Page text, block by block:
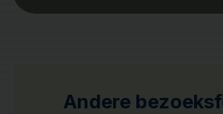
Andere